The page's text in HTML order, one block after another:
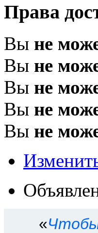
Права
Вы не
Вы не
Вы не
Вы не
Вы не
«Чтобы